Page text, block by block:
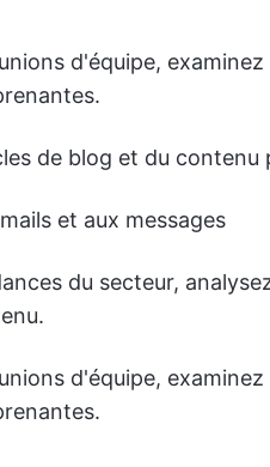
d'équipe,
de blog et du contenu
et aux messages
du secteur,
d'équipe,